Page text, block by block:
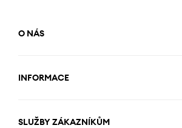
O NÁS
INFORMACE
SLUŽBY ZÁKAZNÍKŮM